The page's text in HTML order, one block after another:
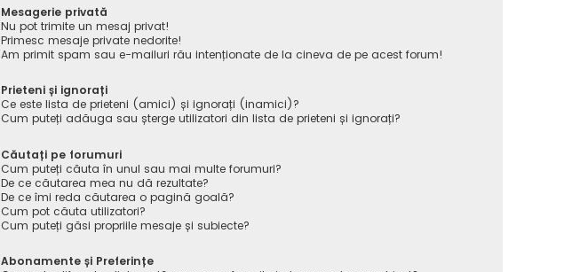
Mesagerie privată
Nu pot trimite un mesaj privat!
Primesc mesaje private nedorite!
Am primit spam sau e-mailuri rău intenționate de la cineva de pe acest forum!
Prieteni și ignorați
Ce este lista de prieteni (amici) și ignorați (inamici)?
Cum puteți adăuga sau șterge utilizatori din lista de prieteni și ignorați?
Căutați pe forumuri
Cum puteți căuta în unul sau mai multe forumuri?
De ce căutarea mea nu dă rezultate?
De ce îmi reda căutarea o pagină goală?
Cum pot căuta utilizatori?
Cum puteți găsi propriile mesaje și subiecte?
Abonamente și Preferințe